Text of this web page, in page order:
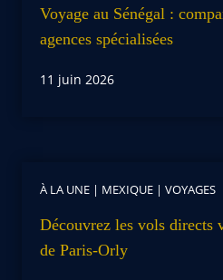
Voyage au Sénégal :
agences spécialisées
11 juin 2026
À LA UNE | MEXIQUE | VOYAGES
Découvrez les vols directs
de Paris-Orly